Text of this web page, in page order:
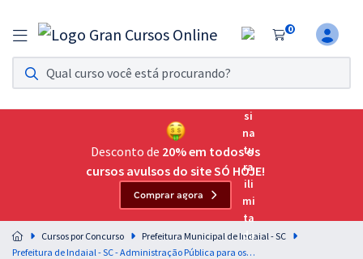
0
Assinatura Ilimitada 11
Acesso a todos os cursos. Teste grátis por 7 dias!
Assinatura OAB Até Passar
Acesso ilimitado a toda preparação para o Exame da
Residências Multiprofissionais
Preparação completa e intensiva para as principais
residências em saúde do Brasil
Desconto de 20% em todos os
cursos avulsos do site SÓ HOJE!
Comprar agora
Cursos por Concurso
Prefeitura Municipal de Indaial - SC
Prefeitura de Indaial - SC - Administração Pública para os Cargos de Nível Superior - Professor: Rodrigo Cardoso (Pós-edital)